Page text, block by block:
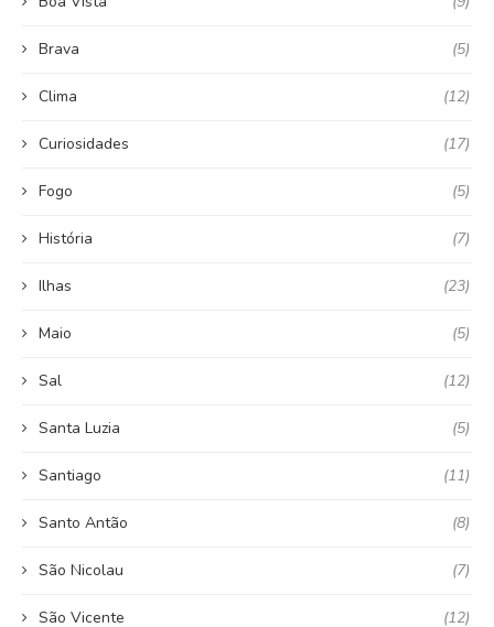
Brava (5)
Clima (12)
Curiosidades (17)
Fogo (5)
História (7)
Ilhas (23)
Maio (5)
Sal (12)
Santa Luzia (5)
Santiago (11)
Santo Antão (8)
São Nicolau (7)
São Vicente (12)